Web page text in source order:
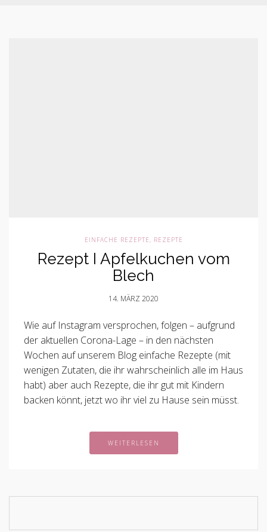
EINFACHE REZEPTE, REZEPTE
Rezept I Apfelkuchen vom
Blech
14. MÄRZ 2020
Wie auf Instagram versprochen, folgen – aufgrund
der aktuellen Corona-Lage – in den nächsten
Wochen auf unserem Blog einfache Rezepte (mit
wenigen Zutaten, die ihr wahrscheinlich alle im Haus
habt) aber auch Rezepte, die ihr gut mit Kindern
backen könnt, jetzt wo ihr viel zu Hause sein müsst.
WEITERLESEN